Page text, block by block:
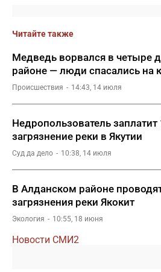
Читайте также
Медведь ворвался в четыре
районе — люди спасались на
Происшествия 14:43, 14 июля
Недропользователь
загрязнение реки в Якутии
Суд да дело 10:38, 14 июля
В Алданском районе
загрязнения реки Якокит
Экология 10:55, 18 июня
Новости СМИ2